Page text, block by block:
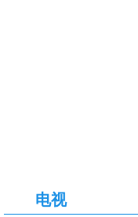
电视